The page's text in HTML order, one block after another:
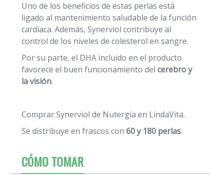
Uno de los beneficios de estas perlas está
ligado al mantenimiento saludable de la función
cardíaca. Además, Synerviol contribuye al
control de los niveles de colesterol en sangre.
Por su parte, el DHA incluido en el producto
favorece el buen funcionamiento del cerebro y
la visión.
Comprar Synerviol de Nutergia en LindaVita.
Se distribuye en frascos con 60 y 180 perlas.
CÓMO TOMAR